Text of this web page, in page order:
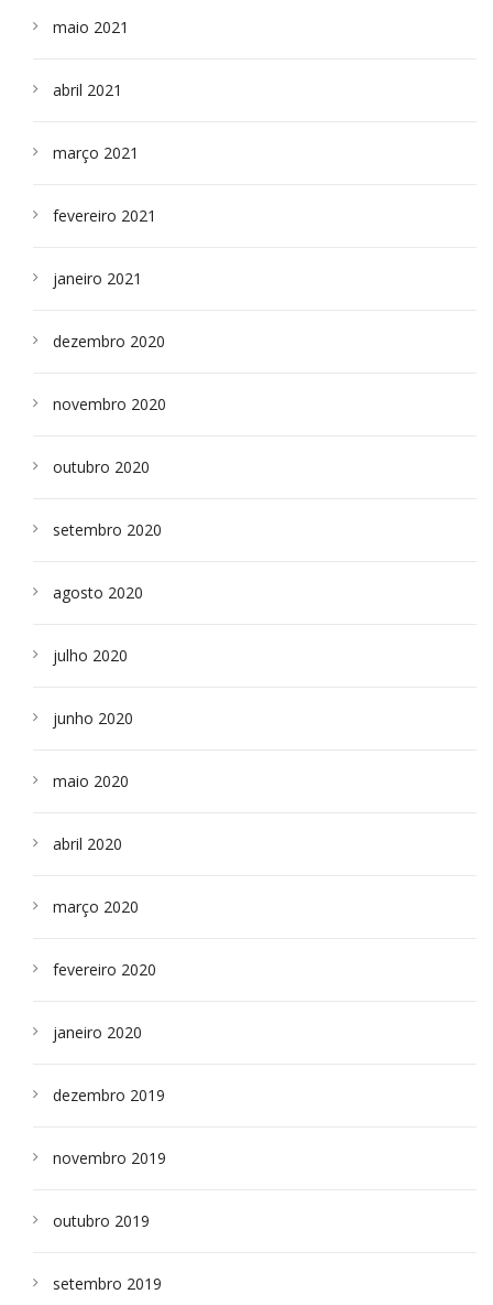
maio 2021
abril 2021
março 2021
fevereiro 2021
janeiro 2021
dezembro 2020
novembro 2020
outubro 2020
setembro 2020
agosto 2020
julho 2020
junho 2020
maio 2020
abril 2020
março 2020
fevereiro 2020
janeiro 2020
dezembro 2019
novembro 2019
outubro 2019
setembro 2019